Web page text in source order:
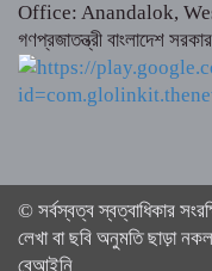
Office: Anandalok,
গণপ্রজাতন্ত্রী বাংলাদেশ
© সর্বস্বত্ব স্বত্বাধিকার
লেখা বা ছবি অনুমতি ছাড়া
বেআইনি